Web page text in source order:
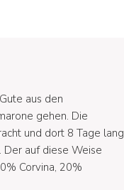
aus den
gehen. Die
und dort 8 Tage lang
auf diese Weise
Corvina, 20%